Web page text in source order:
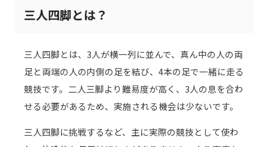
三人四脚とは？
三人四脚とは、3人が横一列に並んで、真ん中の人の両
足と両端の人の内側の足を結び、4本の足で一緒に走る
競技です。二人三脚より難易度が高く、3人の息を合わ
せる必要があるため、実施される機会は少ないです。
三人四脚に挑戦するなど、主に実際の競技として使わ